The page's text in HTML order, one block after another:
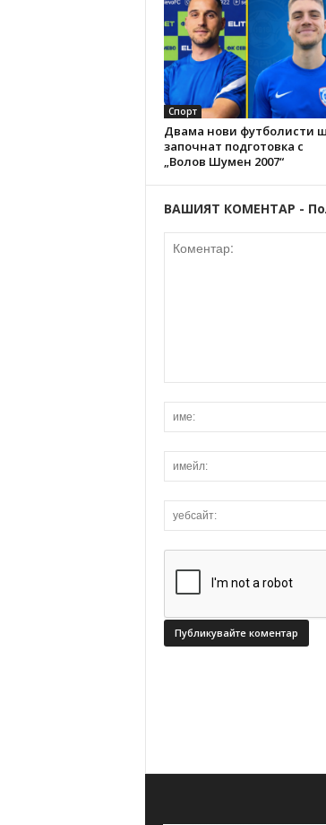
Спорт
Двама нови футболисти
започнат подготовка с
„Волов Шумен 2007“
ВАШИЯТ КОМЕНТАР -